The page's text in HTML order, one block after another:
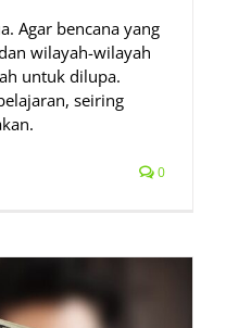
Agar bencana yang
wilayah-wilayah
untuk dilupa.
seiring
0